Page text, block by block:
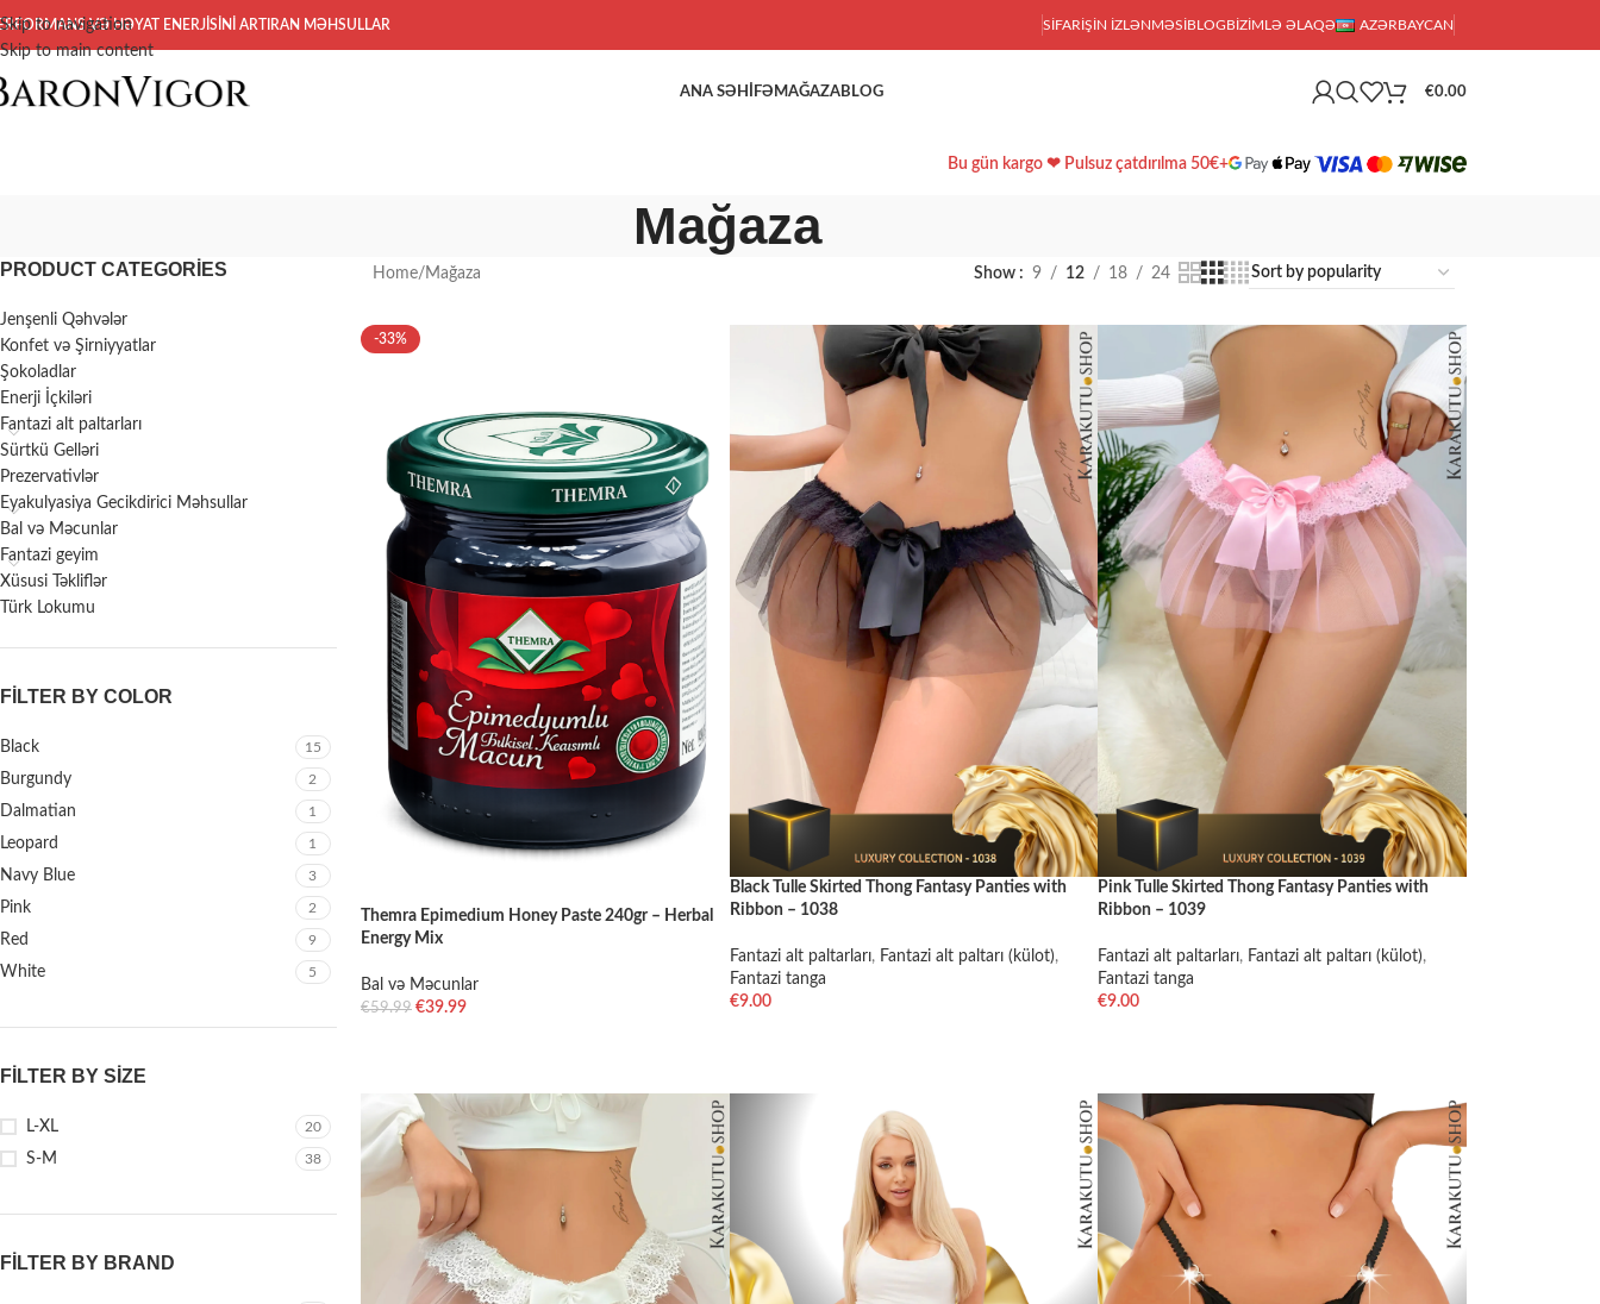
Skip to navigation
Skip to main content
VƏ HƏYAT ENERJİSİNİ ARTIRAN MƏHSULLAR SIFARIŞIN IZLƏNMƏSIBLOGBIZIMLƏ ƏLAQƏ AZƏRBAYCAN
ANA SƏHIFƏ MAĞAZABLOG €0.00
Bu gün kargo ❤ Pulsuz çatdırılma 50€+
Mağaza
PRODUCT CATEGORIES
Jenşenli Qəhvələr
Konfet və Şirniyyatlar
Şokoladlar
Enerji İçkiləri
Fantazi alt paltarları
Sürtkü Gelləri
Prezervativlər
Eyakulyasiya Gecikdirici Məhsullar
Bal və Məcunlar
Fantazi geyim
Xüsusi Təkliflər
Türk Lokumu
FILTER BY COLOR
Black 15
Burgundy 2
Dalmatian 1
Leopard 1
Navy Blue 3
Pink 2
Red 9
White 5
FILTER BY SIZE
L-XL 20
S-M 38
FILTER BY BRAND
Home Mağaza Show 9 12 18 24
-33%
Themra Epimedium Honey Paste 240gr – Herbal
Energy Mix
Bal və Məcunlar
€59.99 €39.99
Black Tulle Skirted Thong Fantasy Panties with
Ribbon – 1038
Fantazi alt paltarları, Fantazi alt paltarı (külot),
Fantazi tanga
€9.00
Pink Tulle Skirted Thong Fantasy Panties with
Ribbon – 1039
Fantazi alt paltarları, Fantazi alt paltarı (külot),
Fantazi tanga
€9.00